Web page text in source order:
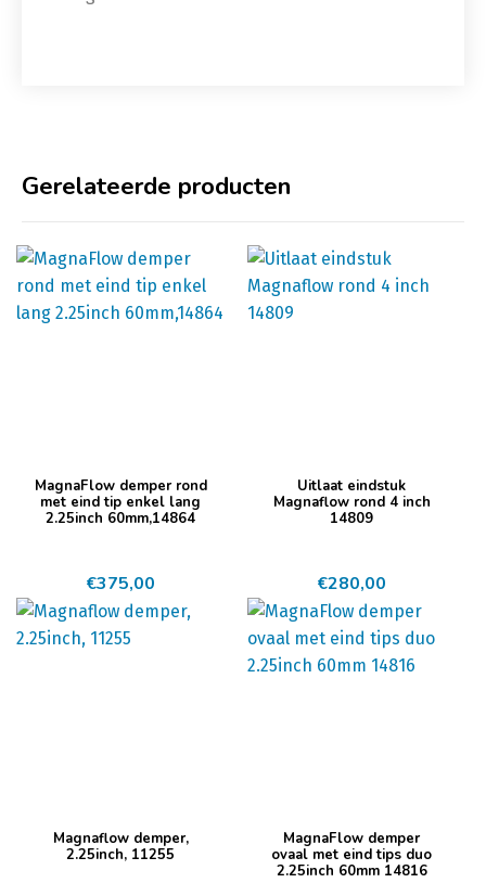
Gerelateerde producten
MagnaFlow demper rond
met eind tip enkel lang
2.25inch 60mm,14864
€375,00
Uitlaat eindstuk
Magnaflow rond 4 inch
14809
€280,00
Magnaflow demper,
2.25inch, 11255
MagnaFlow demper
ovaal met eind tips duo
2.25inch 60mm 14816